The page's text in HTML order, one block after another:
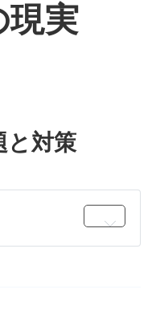
実
と対策